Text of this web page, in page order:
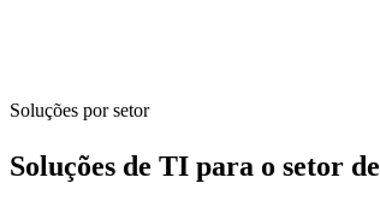
Soluções por setor
Soluções de TI para o setor de